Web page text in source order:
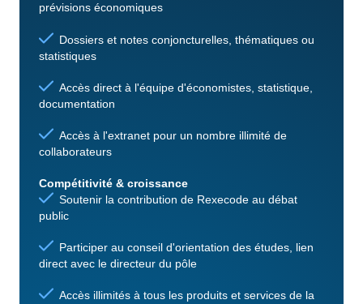
prévisions économiques
Dossiers et notes conjoncturelles, thématiques ou
statistiques
Accès direct à l'équipe d'économistes, statistique,
documentation
Accès à l'extranet pour un nombre illimité de
collaborateurs
Compétitivité & croissance
Soutenir la contribution de Rexecode au débat
public
Participer au conseil d'orientation des études, lien
direct avec le directeur du pôle
Accès illimités à tous les produits et services de la